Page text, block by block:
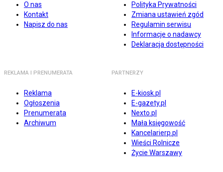
O nas
Kontakt
Napisz do nas
Polityka Prywatności
Zmiana ustawień zgód
Regulamin serwisu
Informacje o nadawcy
Deklaracja dostępności
REKLAMA I PRENUMERATA
Reklama
Ogłoszenia
Prenumerata
Archiwum
PARTNERZY
E-kiosk.pl
E-gazety.pl
Nexto.pl
Mała księgowość
Kancelarierp.pl
Wieści Rolnicze
Życie Warszawy